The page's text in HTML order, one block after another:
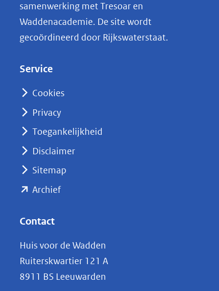
k
e
nieuw
naar
samenwerking met Tresoar en
Waddenacademie. De site wordt
gecoördineerd door Rijkswaterstaat.
Service
Cookies
Privacy
Toegankelijkheid
Disclaimer
Sitemap
Archief(opent
(verwijst
naar
een
Contact
Huis voor de Wadden
Ruiterskwartier 121 A
8911 BS Leeuwarden